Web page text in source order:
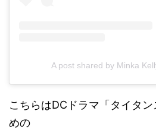
A post shared by Minka
こちらはDCドラマ「タイタ
めの